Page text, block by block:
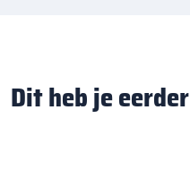
Dit heb je